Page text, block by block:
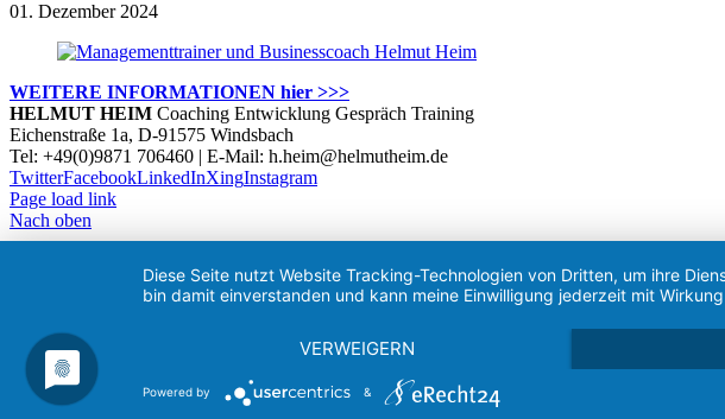
01. Dezember 2024
WEITERE INFORMATIONEN hier >>>
HELMUT HEIM Coaching Entwicklung Gespräch Training
Eichenstraße 1a, D-91575 Windsbach
Tel: +49(0)9871 706460 | E-Mail: h.heim@helmutheim.de
TwitterFacebookLinkedInXingInstagram
Page load link
Diese Seite nutzt Website Tracking-Technologien von Dritten, um ihre
bin damit einverstanden und kann meine Einwilligung jederzeit mit
VERWEIGERN
Powered by &
Nach oben